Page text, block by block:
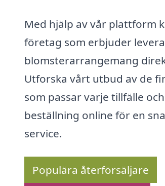
Med hjälp av vår plattform
företag som erbjuder
blomsterarrangemang
Utforska vårt utbud av de
som passar varje tillfälle
beställning online för en
service.
Populära återförsäljare